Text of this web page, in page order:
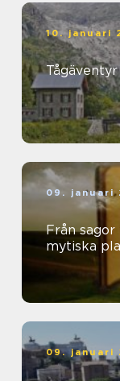
10. januari
09. januari
Från
mytiska
09. januari